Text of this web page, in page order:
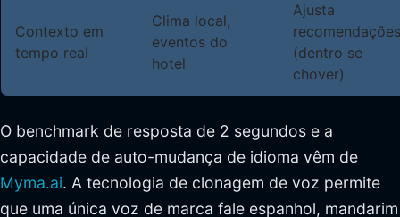
Contexto em
tempo real
Clima local,
eventos do
hotel
Ajusta
recomendações
(dentro se
chover)
O benchmark de resposta de 2 segundos e a
capacidade de auto-mudança de idioma vêm de
Myma.ai. A tecnologia de clonagem de voz permite
que uma única voz de marca fale espanhol, mandarim